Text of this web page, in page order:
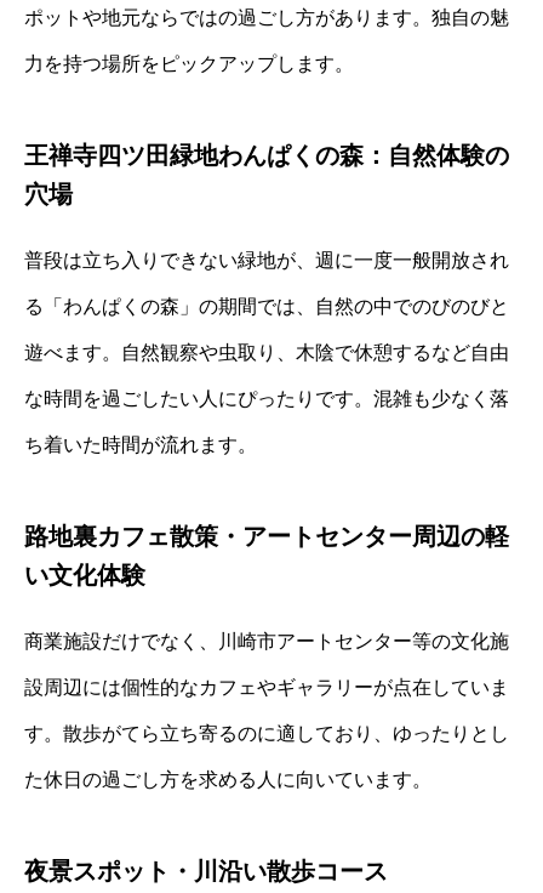
ポットや地元ならではの過ごし方があります。独自の魅
力を持つ場所をピックアップします。
王禅寺四ツ田緑地わんぱくの森：自然体験の
穴場
普段は立ち入りできない緑地が、週に一度一般開放され
る「わんぱくの森」の期間では、自然の中でのびのびと
遊べます。自然観察や虫取り、木陰で休憩するなど自由
な時間を過ごしたい人にぴったりです。混雑も少なく落
ち着いた時間が流れます。
路地裏カフェ散策・アートセンター周辺の軽
い文化体験
商業施設だけでなく、川崎市アートセンター等の文化施
設周辺には個性的なカフェやギャラリーが点在していま
す。散歩がてら立ち寄るのに適しており、ゆったりとし
た休日の過ごし方を求める人に向いています。
夜景スポット・川沿い散歩コース